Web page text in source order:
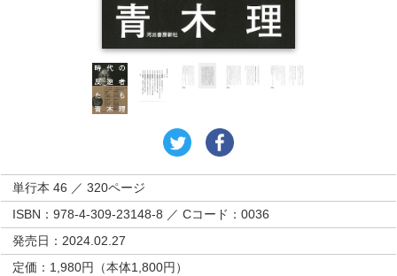
単行本 46 ／ 320ページ
ISBN：978-4-309-23148-8 ／ Cコード：0036
発売日：2024.02.27
定価：1,980円（本体1,800円）